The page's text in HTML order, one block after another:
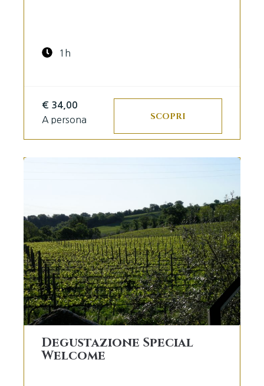
1h
€ 34,00
A persona SCOPRI
Degustazione Special
Welcome